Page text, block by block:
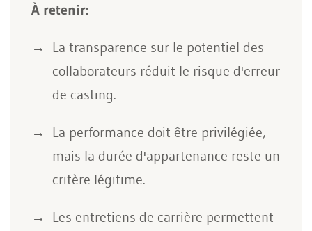
À retenir:
La transparence sur le potentiel des
collaborateurs réduit le risque d'erreur
de casting.
La performance doit être privilégiée,
mais la durée d'appartenance reste un
critère légitime.
Les entretiens de carrière permettent